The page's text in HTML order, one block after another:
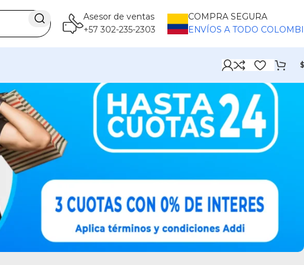
Asesor de ventas
+57 302-235-2303
COMPRA SEGURA
ENVÍOS A TODO
$